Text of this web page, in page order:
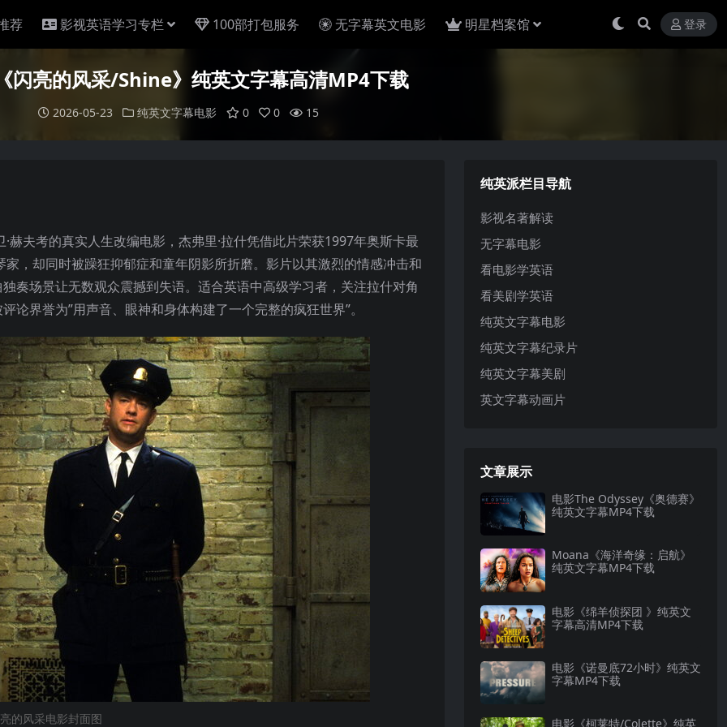
荐 影视英语学习专栏 100部打包服务 无字幕英文电影 明星档案馆 登录
闪亮的风采/Shine》纯英文字幕高清MP4下载
2026-05-23 纯英文字幕电影 0 0 15
赫夫考的真实人生改编电影，杰弗里·拉什凭借此片荣获1997年奥斯卡最
，却同时被躁狂抑郁症和童年阴影所折磨。影片以其激烈的情感冲击和
奏场景让无数观众震撼到失语。适合英语中高级学习者，关注拉什对角
界誉为”用声音、眼神和身体构建了一个完整的疯狂世界”。
的风采电影封面图
纯英派栏目导航
影视名著解读
无字幕电影
看电影学英语
看美剧学英语
纯英文字幕电影
纯英文字幕纪录片
纯英文字幕美剧
英文字幕动画片
文章展示
电影The Odyssey《奥德赛》
纯英文字幕MP4下载
Moana《海洋奇缘：启航》
纯英文字幕MP4下载
电影《绵羊侦探团 》纯英文
字幕高清MP4下载
电影《诺曼底72小时》纯英文
字幕MP4下载
电影《柯莱特/Colette》纯英